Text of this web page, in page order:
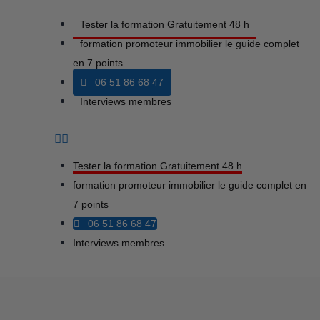
Tester la formation Gratuitement 48 h
formation promoteur immobilier le guide complet
en 7 points
06 51 86 68 47
Interviews membres
Tester la formation Gratuitement 48 h
formation promoteur immobilier le guide complet en
7 points
06 51 86 68 47
Interviews membres